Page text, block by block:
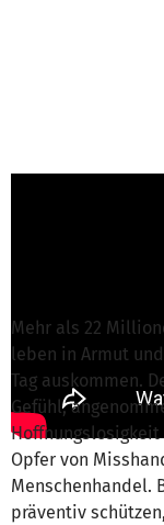
Mehr als 22
leben in Armut
Tag auskommen.
Gefühl,
Opfer von
Menschenhandel.
präventiv